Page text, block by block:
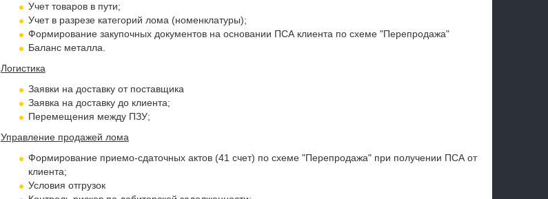
Учет товаров в пути;
Учет в разрезе категорий лома (номенклатуры);
Формирование закупочных документов на основании ПСА клиента по схеме "Перепродажа"
Баланс металла.
Логистика
Заявки на доставку от поставщика
Заявка на доставку до клиента;
Перемещения между ПЗУ;
Управление продажей лома
Формирование приемо-сдаточных актов (41 счет) по схеме "Перепродажа" при получении ПСА от
клиента;
Условия отгрузок